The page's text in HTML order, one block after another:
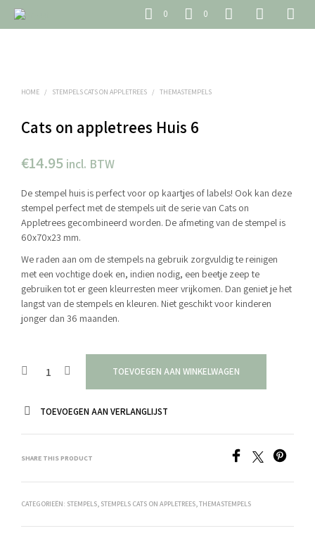
0 0
HOME / STEMPELS CATS ON APPLETREES / THEMASTEMPELS
Cats on appletrees Huis 6
€14.95 incl. BTW
De stempel huis is perfect voor op kaartjes of labels! Ook kan deze
stempel perfect met de stempels uit de serie van Cats on
Appletrees gecombineerd worden. De afmeting van de stempel is
60x70x23 mm.
We raden aan om de stempels na gebruik zorgvuldig te reinigen
met een vochtige doek en, indien nodig, een beetje zeep te
gebruiken tot er geen kleurresten meer vrijkomen. Dan geniet je het
langst van de stempels en kleuren. Niet geschikt voor kinderen
jonger dan 36 maanden.
TOEVOEGEN AAN WINKELWAGEN
TOEVOEGEN AAN VERLANGLIJST
SHARE THIS PRODUCT
CATEGORIEËN: STEMPELS, STEMPELS CATS ON APPLETREES,THEMASTEMPELS